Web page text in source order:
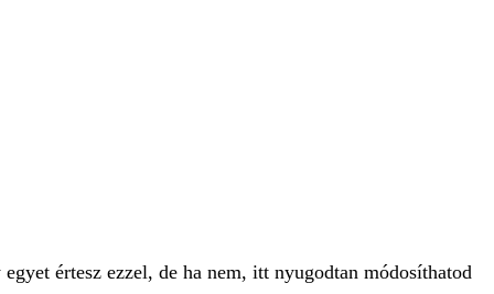
értesz ezzel, de ha nem, itt nyugodtan módosíthatod